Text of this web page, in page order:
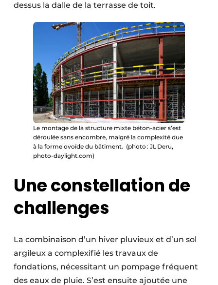
dessus la dalle de la terrasse de toit.
Le montage de la structure mixte béton-acier s’est
déroulée sans encombre, malgré la complexité due
à la forme ovoïde du bâtiment. (photo : JL Deru,
photo-daylight.com)
Une constellation de
challenges
La combinaison d’un hiver pluvieux et d’un sol
argileux a complexifié les travaux de
fondations, nécessitant un pompage fréquent
des eaux de pluie. S’est ensuite ajoutée une